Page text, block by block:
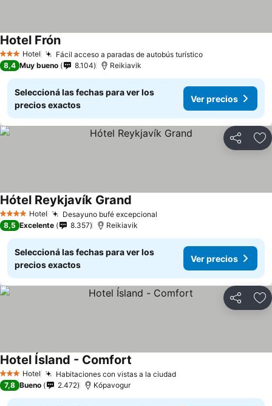
3 Estrellas
Hotel Fácil acceso a paradas de autobús turístico
Hotel Frón
8,4 Muy bueno 8.104 Reikiavik
Seleccioná las fechas para ver los
precios exactos
Ver precios
Compartir
4 EstrellasHotel Desayuno bufé excepcional
Hótel Reykjavík Grand
8,5 Excelente 8.357 Reikiavik
Seleccioná las fechas para ver los
precios exactos
Ver precios
Compartir
3 Estrellas
Hotel Habitaciones con vistas a la ciudad
Hotel Ísland - Comfort
7,8 Bueno 2.472 Kópavogur